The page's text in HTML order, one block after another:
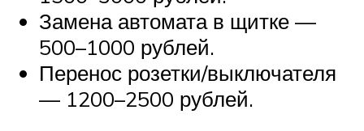
Замена автомата в щитке —
500–1000 рублей.
Перенос розетки/выключателя
— 1200–2500 рублей.